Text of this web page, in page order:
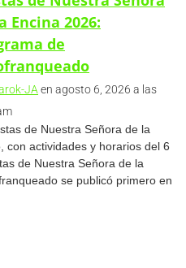
Encina 2026:
de
JA en agosto 6, 2026 a las
de Nuestra Señora de la
con actividades y horarios del 6
de Nuestra Señora de la
se publicó primero en